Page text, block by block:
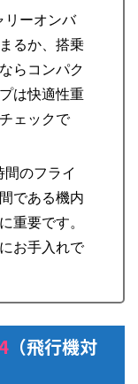
ーオンバ
るか、搭乗
らコンパク
は快適性重
ェックで
のフライ
である機内
重要です。
お手入れで
（飛行機対